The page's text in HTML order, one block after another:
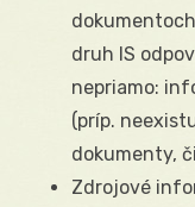
druh IS
nepriamo:
(príp.
dokumenty,
Zdrojové